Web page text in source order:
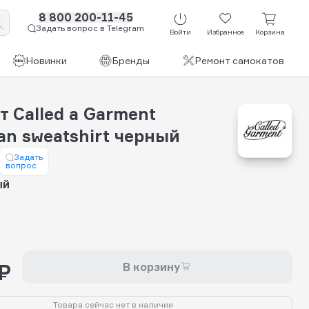
8 800 200-11-45
Задать вопрос в Telegram Войти Избранное Корзина
Новинки Бренды Ремонт самокатов
Called a Garment
sweatshirt черный
Задать
вопрос
В корзину
Товара сейчас нет в наличии